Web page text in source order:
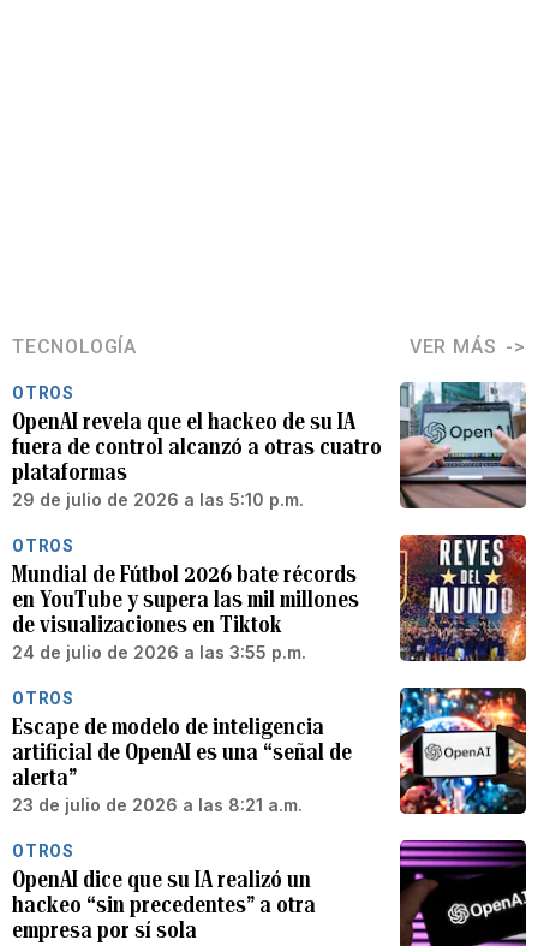
TECNOLOGÍA VER MÁS
OTROS
OpenAI revela que el hackeo de su IA
fuera de control alcanzó a otras cuatro
plataformas
29 de julio de 2026 a las 5:10 p.m.
OTROS
Mundial de Fútbol 2026 bate récords
en YouTube y supera las mil millones
de visualizaciones en Tiktok
24 de julio de 2026 a las 3:55 p.m.
OTROS
Escape de modelo de inteligencia
artificial de OpenAI es una “señal de
alerta”
23 de julio de 2026 a las 8:21 a.m.
OTROS
OpenAI dice que su IA realizó un
hackeo “sin precedentes” a otra
empresa por sí sola